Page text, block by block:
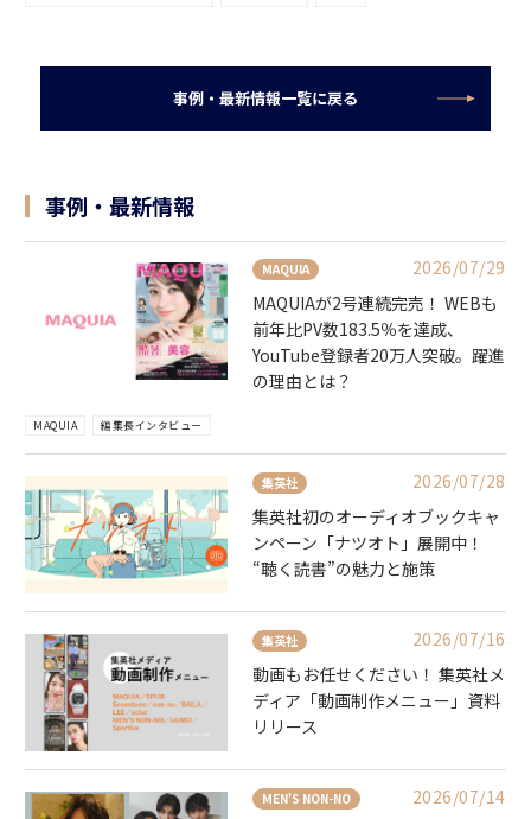
事例・最新情報一覧に戻る
事例・最新情報
MAQUIA
2026/07/29
MAQUIAが2号連続完売！ WEBも
前年比PV数183.5％を達成、
YouTube登録者20万人突破。躍進
の理由とは？
MAQUIA 編集長インタビュー
集英社
2026/07/28
集英社初のオーディオブックキャ
ンペーン「ナツオト」展開中！
“聴く読書”の魅力と施策
集英社
2026/07/16
動画もお任せください！ 集英社メ
ディア「動画制作メニュー」資料
リリース
MEN'S NON-NO
2026/07/14